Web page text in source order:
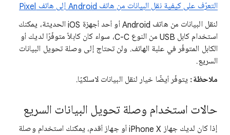
التعرّف على كيفية نقل البيانات من هاتف Android إلى هاتف Pixel
لنقل البيانات من هاتف Android أو أحد أجهزة iOS الحديثة، يمكنك
استخدام كابل USB من النوع C-C، سواء كان كابلاً متوفّرًا لديك أو
الكابل المتوفّر في علبة الهاتف. ولن تحتاج إلى وصلة تحويل البيانات
السريع.
ملاحظة: يتوفّر أيضًا خيار لنقل البيانات لاسلكيًا.
حالات استخدام وصلة تحويل البيانات السريع
إذا كان لديك جهاز iPhone X أو جهاز أقدم، يمكنك استخدام وصلة